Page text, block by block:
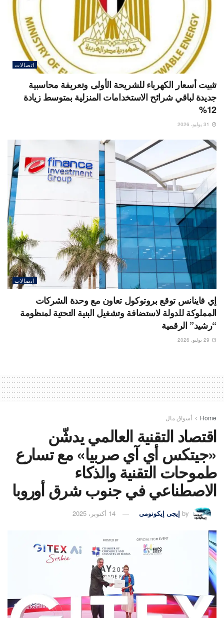
اتصالات
تثبيت أسعار الكهرباء للشريحة الأولى وتعريفة محاسبية
جديدة لباقي شرائح الاستخدامات المنزلية بمتوسط زيادة
12%
اتصالات
إي فاينانس توقع بروتوكول تعاون مع وحدة الشركات
المملوكة للدولة لاستضافة وتشغيل البنية التحتية لمنظومة
“رشيد” الرقمية
Home أسواق مال
اقتصاد التقنية العالمي يدشّن
«جيتكس أي آي صربيا» مع تسارع
طموحات التقنية والذكاء
الاصطناعي في جنوب شرق أوروبا
by إيجى إيكونومى 14 أكتوبر، 2025